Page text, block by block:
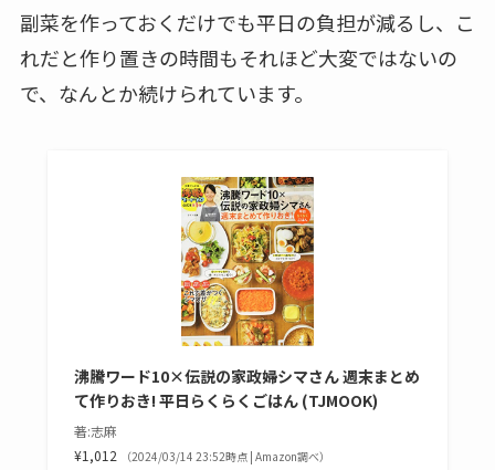
副菜を作っておくだけでも平日の負担が減るし、こ
れだと作り置きの時間もそれほど大変ではないの
で、なんとか続けられています。
沸騰ワード10×伝説の家政婦シマさん 週末まとめ
て作りおき! 平日らくらくごはん (TJMOOK)
著:志麻
¥1,012
（2024/03/14 23:52時点 | Amazon調べ）